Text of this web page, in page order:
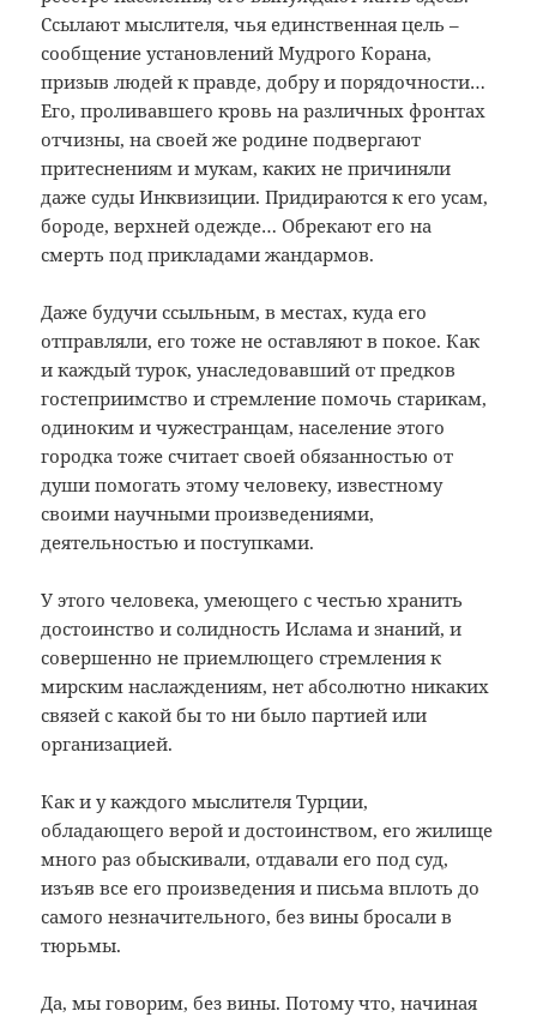
Ссылают мыслителя, чья единственная цель –
сообщение установлений Мудрого Корана,
призыв людей к правде, добру и порядочности…
Его, проливавшего кровь на различных фронтах
отчизны, на своей же родине подвергают
притеснениям и мукам, каких не причиняли
даже суды Инквизиции. Придираются к его усам,
бороде, верхней одежде… Обрекают его на
смерть под прикладами жандармов.
Даже будучи ссыльным, в местах, куда его
отправляли, его тоже не оставляют в покое. Как
и каждый турок, унаследовавший от предков
гостеприимство и стремление помочь старикам,
одиноким и чужестранцам, население этого
городка тоже считает своей обязанностью от
души помогать этому человеку, известному
своими научными произведениями,
деятельностью и поступками.
У этого человека, умеющего с честью хранить
достоинство и солидность Ислама и знаний, и
совершенно не приемлющего стремления к
мирским наслаждениям, нет абсолютно никаких
связей с какой бы то ни было партией или
организацией.
Как и у каждого мыслителя Турции,
обладающего верой и достоинством, его жилище
много раз обыскивали, отдавали его под суд,
изъяв все его произведения и письма вплоть до
самого незначительного, без вины бросали в
тюрьмы.
Да, мы говорим, без вины. Потому что, начиная